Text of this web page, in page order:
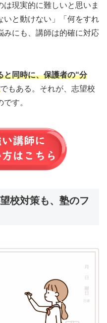
現実的に難しいと思いま
いと動けない」「何をすれ
みにも、講師は的確に対応
と同時に、保護者の“分
でもある。それが、志望校
す。
校対策も、塾のフ